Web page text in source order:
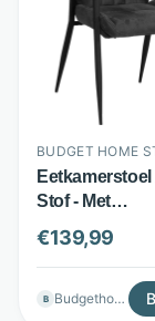
BUDGET HOME
Stof - Met
armleuningen -
Antraciet -
Home Store
€139,99
B Budgethomestore